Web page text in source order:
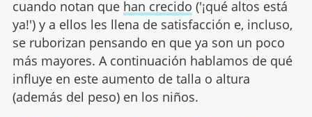
cuando notan que han crecido ('¡qué altos está
ya!') y a ellos les llena de satisfacción e, incluso,
se ruborizan pensando en que ya son un poco
más mayores. A continuación hablamos de qué
influye en este aumento de talla o altura
(además del peso) en los niños.